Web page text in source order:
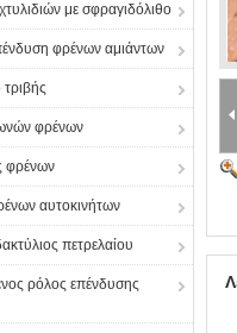
με σφραγιδόλιθο
φρένων αμιάντων
φρένων
φρένων
αυτοκινήτων
πετρελαίου
ρόλος επένδυσης